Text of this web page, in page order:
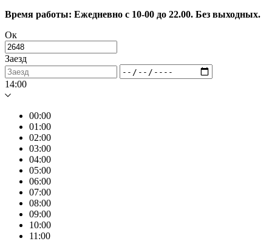
Время работы: Ежедневно с 10-00 до 22.00. Без выходных.
Ок
Заезд
14:00
00:00
01:00
02:00
03:00
04:00
05:00
06:00
07:00
08:00
09:00
10:00
11:00